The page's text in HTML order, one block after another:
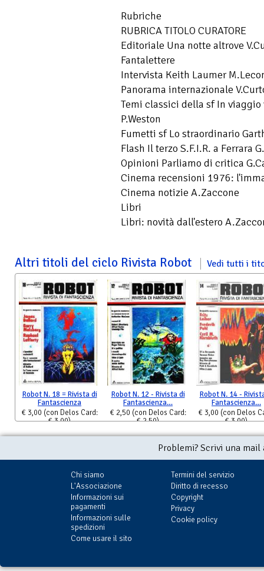
Rubriche
RUBRICA TITOLO CURATORE
Editoriale Una notte altrove
Fantalettere
Intervista Keith Laumer
Panorama internazionale
Temi classici della sf In
P.Weston
Fumetti sf Lo straordinario
Flash Il terzo S.F.I.R. a Ferrara
Opinioni Parliamo di critica
Cinema recensioni 1976:
Cinema notizie A.Zaccone
Libri
Libri: novità dall'estero
Altri titoli del ciclo Rivista Robot Vedi tutti i
Robot N. 18 = Rivista di
Fantascienza
€ 3,00 (con Delos Card:
€ 3,00)
Robot N. 12 - Rivista di
Fantascienza…
€ 2,50 (con Delos Card:
€ 2,50)
Robot N. 14 -
Fantascienza…
€ 3,00 (con Delos
€ 3,00)
Problemi? Scrivi una
Chi siamo
L'Associazione
Informazioni sui
pagamenti
Informazioni sulle
spedizioni
Come usare il sito
Termini del servizio
Diritto di recesso
Copyright
Privacy
Cookie policy